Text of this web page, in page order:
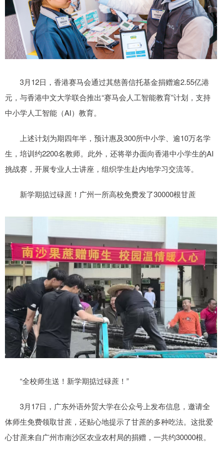
3月12日，香港赛马会通过其慈善信托基金捐赠逾2.55亿港
元，与香港中文大学联合推出“赛马会人工智能教育”计划，支持
中小学人工智能（AI）教育。
上述计划为期四年半，预计惠及300所中小学、逾10万名学
生，培训约2200名教师。此外，还将举办面向香港中小学生的AI
挑战赛，开展专业人士讲座，组织学生赴内地学习交流等。
新学期掂过碌蔗！广州一所高校免费发了30000根甘蔗
“全校师生送！新学期掂过碌蔗！”
3月17日，广东外语外贸大学在公众号上发布信息，邀请全
体师生免费领取甘蔗，还贴心地提示了甘蔗的多种吃法。这批爱
心甘蔗来自广州市南沙区农业农村局的捐赠，一共约30000根。